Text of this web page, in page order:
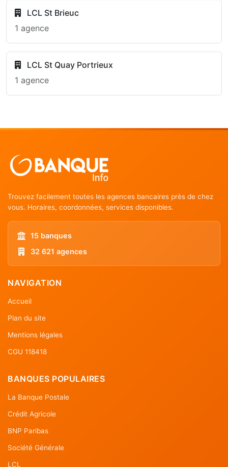
LCL St Brieuc
1 agence
LCL St Quay Portrieux
1 agence
Trouvez facilement toutes les agences bancaires près de chez
vous. Horaires, coordonnées, services disponibles.
15 banques
32 621 agences
NAVIGATION
Accueil
Plan du site
Mentions légales
CGU 118418
BANQUES POPULAIRES
La Banque Postale
Crédit Agricole
BNP Paribas
Société Générale
LCL